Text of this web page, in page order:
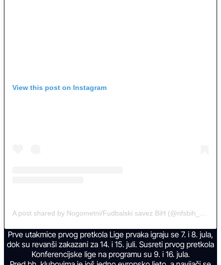
View this post on Instagram
Prve utakmice prvog pretkola Lige prvaka igraju se 7. i 8. jula,
dok su revanši zakazani za 14. i 15. juli. Susreti prvog pretkola
Konferencijske lige na programu su 9. i 16. jula.